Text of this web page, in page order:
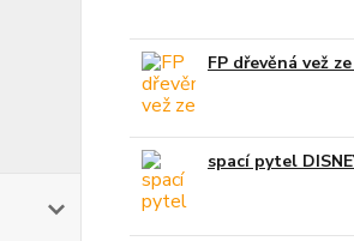
FP dřevěná vež
spací pytel